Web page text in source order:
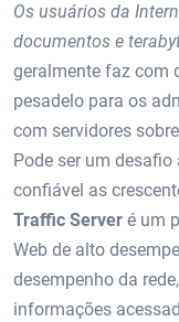
Os usuários da
documentos e
geralmente faz com
pesadelo para os
com servidores
Pode ser um
confiável as
Traffic Server é um
Web de alto
desempenho da
informações